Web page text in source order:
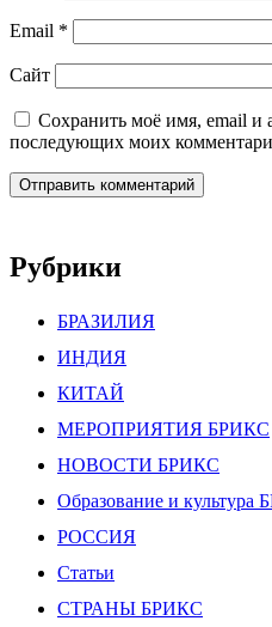
Email *
Сайт
Сохранить моё имя, email и
последующих моих
Рубрики
БРАЗИЛИЯ
ИНДИЯ
КИТАЙ
МЕРОПРИЯТИЯ БРИКС
НОВОСТИ БРИКС
Образование и культура
РОССИЯ
Статьи
СТРАНЫ БРИКС